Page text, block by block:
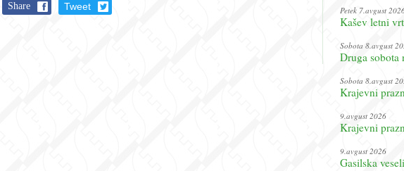
Share Tweet Petek 7.avgust
Kašev letni vrt
Sobota 8.avgust
Druga
Sobota 8.avgust
Krajevni
9.avgust 2026
Krajevni
9.avgust 2026
Gasilska